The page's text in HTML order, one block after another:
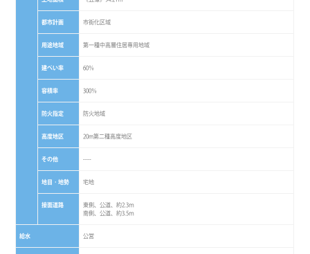
都市計画 市街化区域
用途地域 第一種中高層住居専用地域
建ぺい率 60％
容積率 300％
防火指定 防火地域
高度地区 20m第二種高度地区
その他 ----
地目・地勢 宅地
接面道路
東側、公道、約2.3ｍ
南側、公道、約3.5ｍ
給水 公営